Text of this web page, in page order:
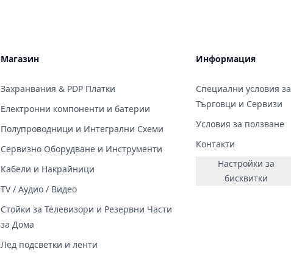
Магазин
Захранвания & PDP Платки
Електронни компоненти и батерии
Полупроводници и Интегрални Схеми
Сервизно Оборудване и Инструменти
Кабели и Накрайници
TV / Аудио / Видео
Стойки за Телевизори и Резервни Части
за Дома
Лед подсветки и ленти
Информация
Специални условия за
Търговци и Сервизи
Условия за ползване
Контакти
Настройки за
бисквитки